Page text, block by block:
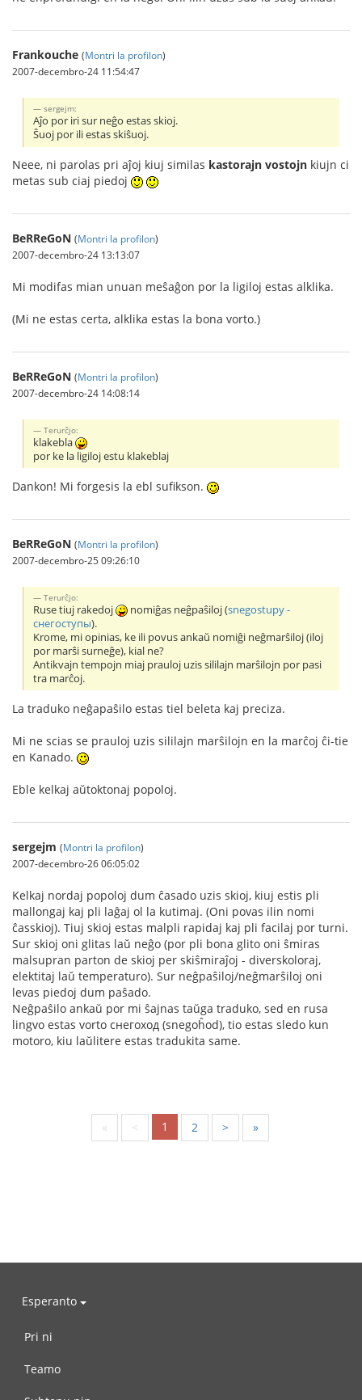
Frankouche (Montri la profilon)
2007-decembro-24 11:54:47
sergejm:
Aĵo por iri sur neĝo estas skioj.
Ŝuoj por ili estas skiŝuoj.
Neee, ni parolas pri aĵoj kiuj similas kastorajn vostojn kiujn ci
metas sub ciaj piedoj
BeRReGoN (Montri la profilon)
2007-decembro-24 13:13:07
Mi modifas mian unuan meŝaĝon por la ligiloj estas alklika.
(Mi ne estas certa, alklika estas la bona vorto.)
BeRReGoN (Montri la profilon)
2007-decembro-24 14:08:14
Terurĉjo:
klakebla
por ke la ligiloj estu klakeblaj
Dankon! Mi forgesis la ebl sufikson.
BeRReGoN (Montri la profilon)
2007-decembro-25 09:26:10
Terurĉjo:
Ruse tiuj rakedoj nomiĝas neĝpaŝiloj (snegostupy -
снегоступы).
Krome, mi opinias, ke ili povus ankaŭ nomiĝi neĝmarŝiloj (iloj
por marŝi surneĝe), kial ne?
Antikvajn tempojn miaj prauloj uzis sililajn marŝilojn por pasi
tra marĉoj.
La traduko neĝapaŝilo estas tiel beleta kaj preciza.
Mi ne scias se prauloj uzis sililajn marŝilojn en la marĉoj ĉi-tie
en Kanado.
Eble kelkaj aŭtoktonaj popoloj.
sergejm (Montri la profilon)
2007-decembro-26 06:05:02
Kelkaj nordaj popoloj dum ĉasado uzis skioj, kiuj estis pli
mallongaj kaj pli laĝaj ol la kutimaj. (Oni povas ilin nomi
ĉasskioj). Tiuj skioj estas malpli rapidaj kaj pli facilaj por turni.
Sur skioj oni glitas laŭ neĝo (por pli bona glito oni ŝmiras
malsupran parton de skioj per skiŝmiraĵoj - diverskoloraj,
elektitaj laŭ temperaturo). Sur neĝpaŝiloj/neĝmarŝiloj oni
levas piedoj dum paŝado.
Neĝpaŝilo ankaŭ por mi ŝajnas taŭga traduko, sed en rusa
lingvo estas vorto снегоход (snegoĥod), tio estas sledo kun
motoro, kiu laŭlitere estas tradukita same.
« < 1 2 > »
Esperanto
Pri ni
Teamo